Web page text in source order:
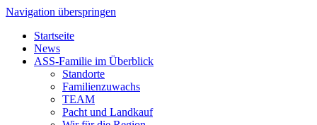
Navigation überspringen
Startseite
News
ASS-Familie im Überblick
Standorte
Familienzuwachs
TEAM
Pacht und Landkauf